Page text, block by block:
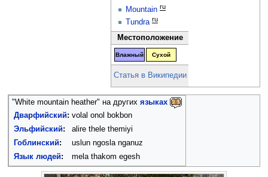
Mountain ru
Tundra ru
Местоположение
Влажный Сухой
Статья в Википедии
"White mountain heather" на другихязыках
Дварфийский: volal onol bokbon
Эльфийский:
alire thele themiyi
Гоблинский:
uslun ngosla nganuz
Язык людей: mela thakom egesh